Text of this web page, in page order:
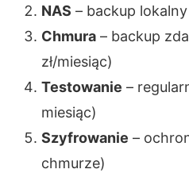
NAS – backup
Chmura – backup
zł/miesiąc)
Testowanie –
miesiąc)
Szyfrowanie –
chmurze)